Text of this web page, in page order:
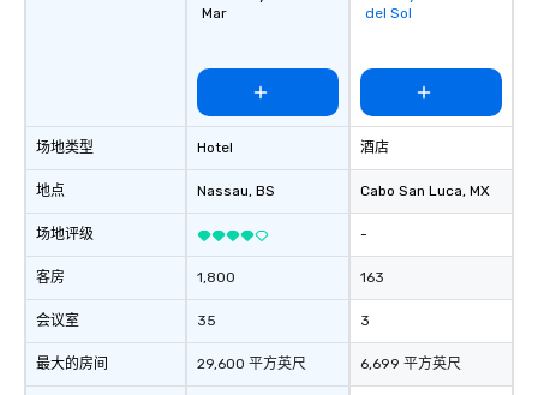
场地类型
地点
场地评级
客房
会议室
最大的房间
Mar
Hotel
Nassau, BS
1,800
35
29,600 平方英尺
favorites
del Sol
酒店
Cabo San Luca, MX
-
163
3
6,699 平方英尺